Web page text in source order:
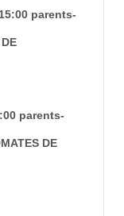
parents-
parents-
DE